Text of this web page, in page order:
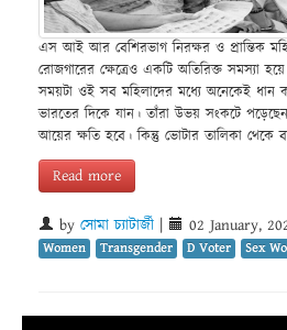
এস আই আর বেশিরভাগ নিরক্ষর ও প্রান্তিক
রোজগারের ক্ষেত্রেও একটি অতিরিক্ত সমস্যা
সময়টা ওই সব মহিলাদের মধ্যে অনেকেই ধান
ভারতের দিকে যান। তাঁরা উভয় সংকটে
আয়ের ক্ষতি হবে। কিন্তু ভোটার তালিকা থেকে
Read more
by সোমা চ্যাটার্জী 02 January,
Women
Transgender D Voter Sex